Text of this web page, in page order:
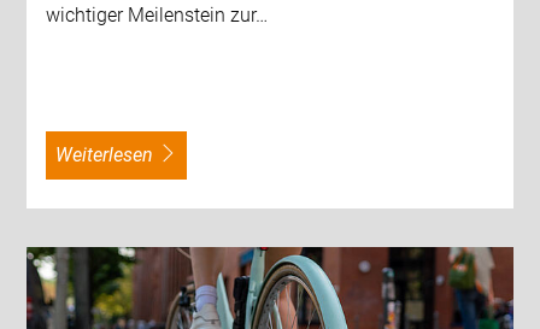
wichtiger Meilenstein zur…
weiterlesen